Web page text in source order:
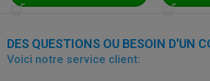
DES QUESTIONS OU BESOIN D'UN
Voici notre service client: